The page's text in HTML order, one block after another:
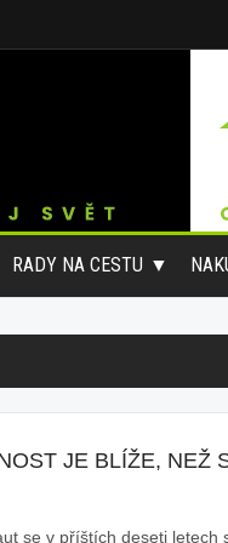
RADY NA CESTU
JE BLÍŽE, NEŽ
se v příštích deseti letech